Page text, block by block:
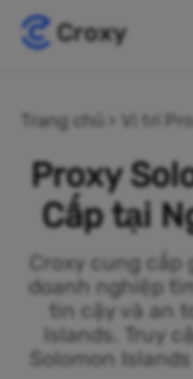
Trang chủ Vị trí
Proxy
Cấp tại
Croxy cung
doanh nghiệp
tin cậy và an
Islands. Truy
Solomon